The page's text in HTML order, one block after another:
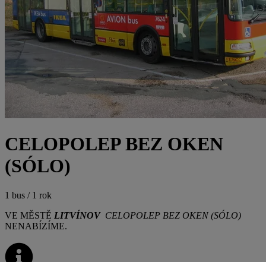
CELOPOLEP BEZ OKEN
(SÓLO)
1 bus / 1 rok
VE MĚSTĚ LITVÍNOV CELOPOLEP BEZ OKEN (SÓLO)
NENABÍZÍME.